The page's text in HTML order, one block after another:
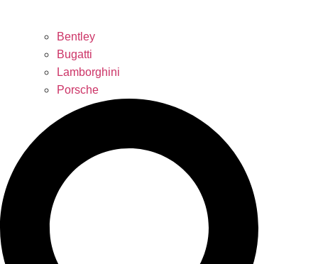
Bentley
Bugatti
Lamborghini
Porsche